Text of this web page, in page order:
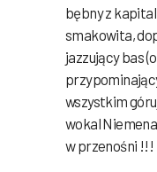
bębny z
smakowita,
jazzujący bas
wszystkim
wokal
w przenośni !!!